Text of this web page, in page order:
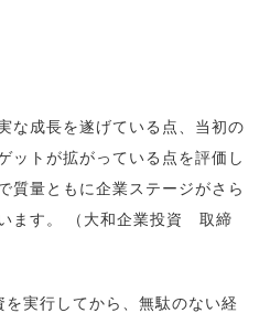
な成長を遂げている点、当初の
ットが拡がっている点を評価し
質量ともに企業ステージがさら
ます。 （大和企業投資 取締
実行してから、無駄のない経